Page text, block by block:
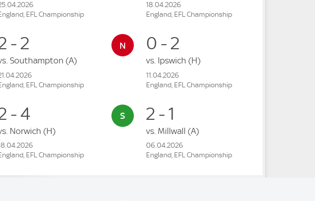
EFL Championship
- 2
Southampton (A)
EFL Championship
- 4
Norwich (H)
EFL Championship
18.04.2026
England, EFL Championship
0 - 2
vs. Ipswich (H)
11.04.2026
England, EFL Championship
2 - 1
vs. Millwall (A)
06.04.2026
England, EFL Championship